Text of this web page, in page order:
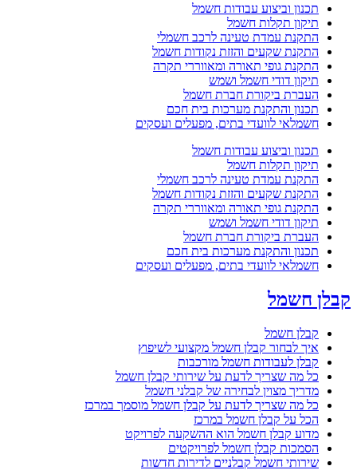
תכנון וביצוע עבודות חשמל
תיקון תקלות חשמל
התקנת עמדת טעינה לרכב חשמלי
התקנת שקעים והזזת נקודות חשמל
התקנת גופי תאורה ומאווררי תקרה
תיקון דודי חשמל ושמש
העברת ביקורת חברת חשמל
תכנון והתקנת מערכות בית חכם
חשמלאי לוועדי בתים, מפעלים ועסקים
תכנון וביצוע עבודות חשמל
תיקון תקלות חשמל
התקנת עמדת טעינה לרכב חשמלי
התקנת שקעים והזזת נקודות חשמל
התקנת גופי תאורה ומאווררי תקרה
תיקון דודי חשמל ושמש
העברת ביקורת חברת חשמל
תכנון והתקנת מערכות בית חכם
חשמלאי לוועדי בתים, מפעלים ועסקים
קבלן חשמל
קבלן חשמל
איך לבחור קבלן חשמל מקצועי לשיפוץ
קבלן לעבודות חשמל מורכבות
כל מה שצריך לדעת על שירותי קבלן חשמל
מדריך מצוין לבחירה של קבלני חשמל
כל מה שצריך לדעת על קבלן חשמל מוסמך במרכז
הכל על קבלן חשמל במרכז
מדוע קבלן חשמל הוא ההשקעה לפרויקט
הסמכות קבלן חשמל לפרויקטים
שירותי חשמל קבלניים לדירות חדשות